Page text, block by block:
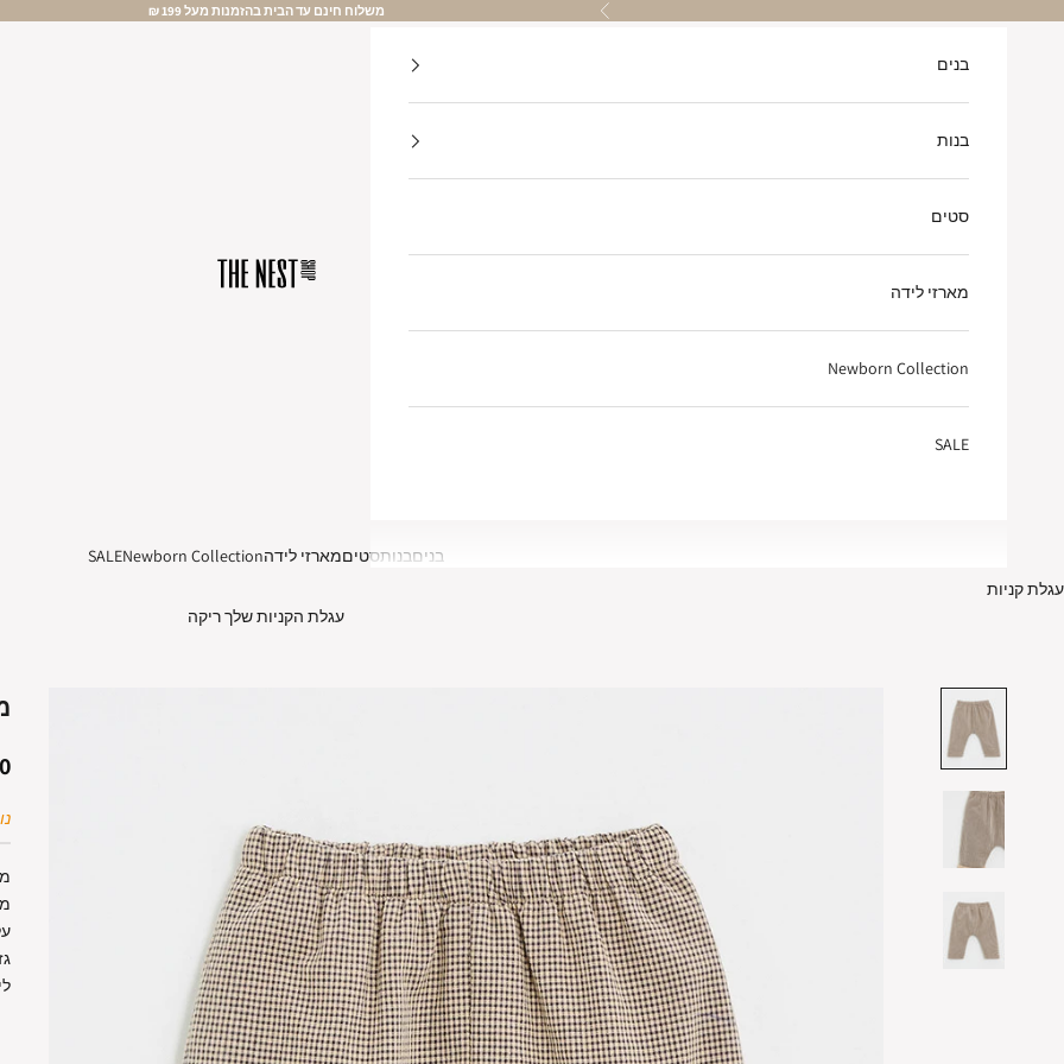
הקודם משלוח חינם עד הבית בהזמנות מעל 199 ₪
The Nest Shop
בניםבנותסטיםמארזי לידהNewborn Collection
SALE
בנים
בנות
סטים
מארזי לידה
Newborn Collection
SALE
עגלת קניות
עגלת הקניות שלך ריקה